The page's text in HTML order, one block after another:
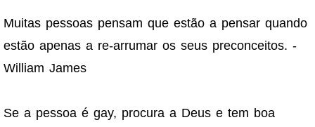
Muitas pessoas pensam que estão a pensar quando
estão apenas a re-arrumar os seus preconceitos. -
William James
Se a pessoa é gay, procura a Deus e tem boa